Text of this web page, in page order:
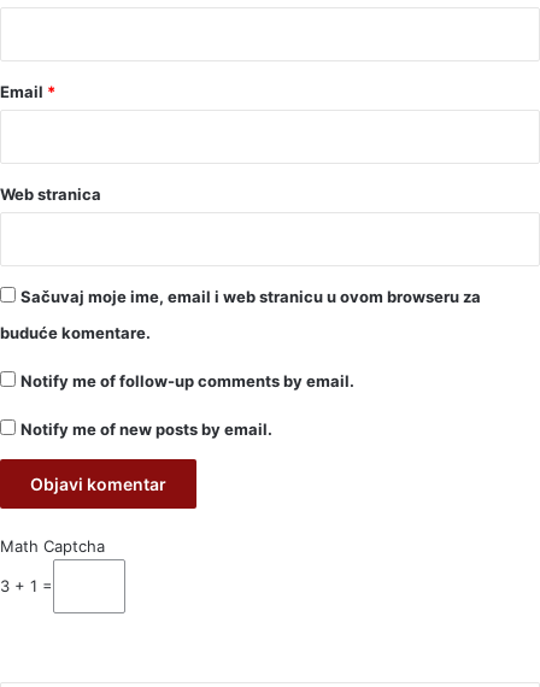
Email *
Web stranica
Sačuvaj moje ime, email i web stranicu u ovom browseru za
buduće komentare.
Notify me of follow-up comments by email.
Notify me of new posts by email.
Math Captcha
3 + 1 =